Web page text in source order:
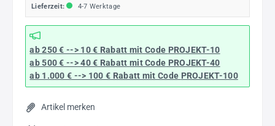
Lieferzeit: 4-7 Werktage
ab 250 € --> 10 € Rabatt mit Code PROJEKT-10
ab 500 € --> 40 € Rabatt mit Code PROJEKT-40
ab 1.000 € --> 100 € Rabatt mit Code PROJEKT-100
Artikel merken